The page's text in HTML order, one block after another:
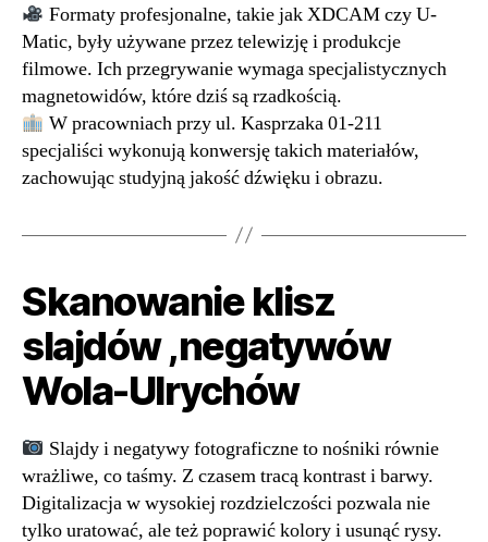
Formaty profesjonalne, takie jak XDCAM czy U-
Matic, były używane przez telewizję i produkcje
filmowe. Ich przegrywanie wymaga specjalistycznych
magnetowidów, które dziś są rzadkością.
W pracowniach przy ul. Kasprzaka 01-211
specjaliści wykonują konwersję takich materiałów,
zachowując studyjną jakość dźwięku i obrazu.
Skanowanie klisz
slajdów ,negatywów
Wola-Ulrychów
Slajdy i negatywy fotograficzne to nośniki równie
wrażliwe, co taśmy. Z czasem tracą kontrast i barwy.
Digitalizacja w wysokiej rozdzielczości pozwala nie
tylko uratować, ale też poprawić kolory i usunąć rysy.